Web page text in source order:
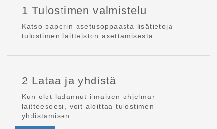
1 Tulostimen valmistelu
Katso paperin asetusoppaasta lisätietoja
tulostimen laitteiston asettamisesta.
2 Lataa ja yhdistä
Kun olet ladannut ilmaisen ohjelman
laitteeseesi, voit aloittaa tulostimen
yhdistämisen.